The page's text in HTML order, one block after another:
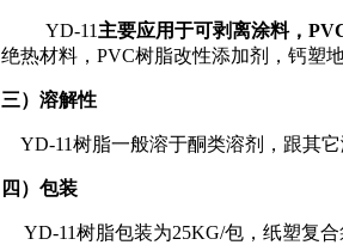
YD-11 主要应用于可剥离涂料，
绝热材料， PVC树脂改性添加剂，钙塑
三）溶解性
YD-11树脂一般溶于酮类溶剂，跟其它
四）包装
YD-11树脂包装为25KG/包，纸塑复合